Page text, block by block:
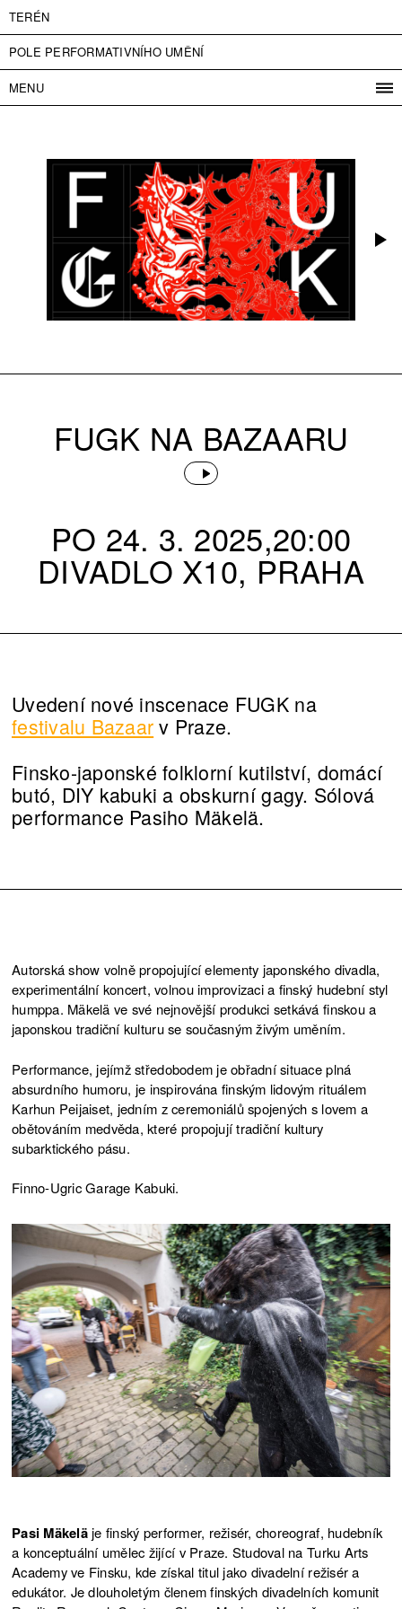
TERÉN
POLE PERFORMATIVNÍHO UMĚNÍ
MENU
VSTUPNÉ
PARTNEŘI
ENGLISH
FUGK NA BAZAARU
PO 24. 3. 2025,20:00
DIVADLO X10, PRAHA
Uvedení nové inscenace FUGK na
festivalu Bazaarv Praze.
Finsko-japonské folklorní kutilství, domácí
butó, DIY kabuki a obskurní gagy. Sólová
performance Pasiho Mäkelä.
Autorská show volně propojující elementy japonského divadla,
experimentální koncert, volnou improvizaci a finský hudební styl
humppa. Mäkelä ve své nejnovější produkci setkává finskou a
japonskou tradiční kulturu se současným živým uměním.
Performance, jejímž středobodem je obřadní situace plná
absurdního humoru, je inspirována finským lidovým rituálem
Karhun Peijaiset, jedním z ceremoniálů spojených s lovem a
obětováním medvěda, které propojují tradiční kultury
subarktického pásu.
Finno-Ugric Garage Kabuki.
Pasi Mäkeläje finský performer, režisér, choreograf, hudebník
a konceptuální umělec žijící v Praze. Studoval na Turku Arts
Academy ve Finsku, kde získal titul jako divadelní režisér a
edukátor. Je dlouholetým členem finských divadelních komunit